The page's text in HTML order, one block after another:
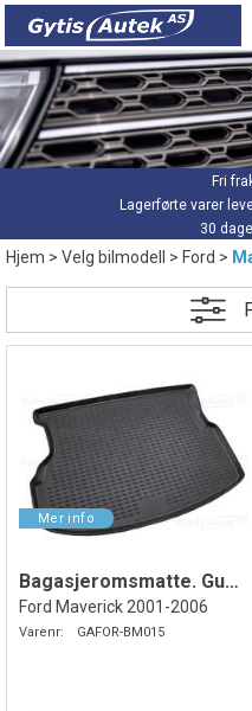
Fri
Lagerførte varer
30
Hjem>Velg bilmodell >Ford>
Bagasjeromsmatte. Gummi
Ford Maverick 2001-2006
Varenr: GAFOR-BM015